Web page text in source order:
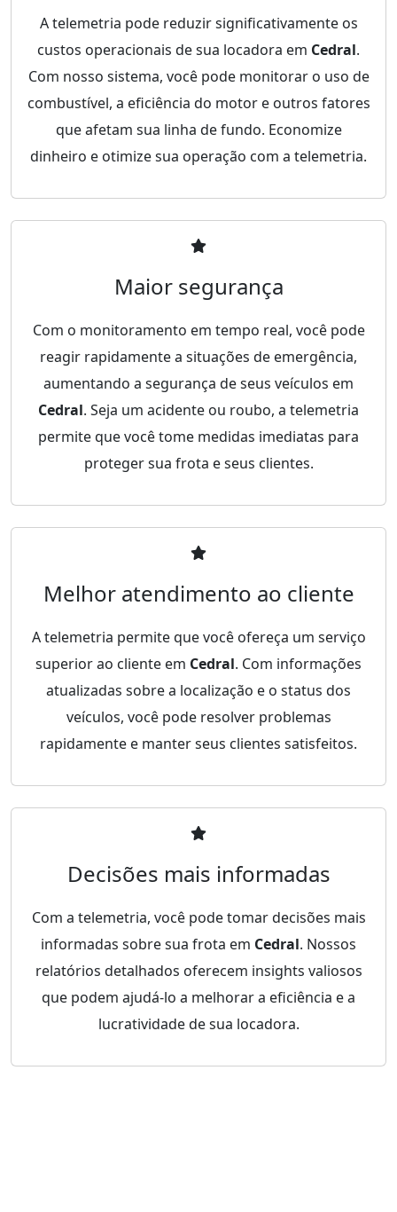
A telemetria pode reduzir significativamente os
custos operacionais de sua locadora em Cedral.
Com nosso sistema, você pode monitorar o uso de
combustível, a eficiência do motor e outros fatores
que afetam sua linha de fundo. Economize
dinheiro e otimize sua operação com a telemetria.
Maior segurança
Com o monitoramento em tempo real, você pode
reagir rapidamente a situações de emergência,
aumentando a segurança de seus veículos em
Cedral. Seja um acidente ou roubo, a telemetria
permite que você tome medidas imediatas para
proteger sua frota e seus clientes.
Melhor atendimento ao cliente
A telemetria permite que você ofereça um serviço
superior ao cliente em Cedral. Com informações
atualizadas sobre a localização e o status dos
veículos, você pode resolver problemas
rapidamente e manter seus clientes satisfeitos.
Decisões mais informadas
Com a telemetria, você pode tomar decisões mais
informadas sobre sua frota em Cedral. Nossos
relatórios detalhados oferecem insights valiosos
que podem ajudá-lo a melhorar a eficiência e a
lucratividade de sua locadora.